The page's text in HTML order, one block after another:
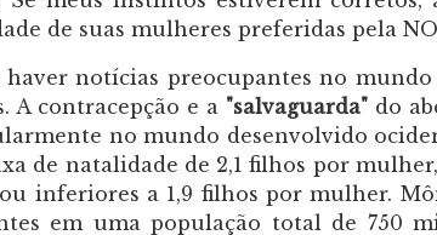
de suas mulheres preferidas pela
haver notícias preocupantes no
A contracepção e a "salvaguarda" do
no mundo desenvolvido
de natalidade de 2,1 filhos por
inferiores a 1,9 filhos por mulher.
em uma população total de 750